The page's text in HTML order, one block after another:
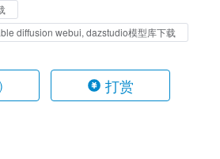
diffusion webui, dazstudio模型库下载
打赏